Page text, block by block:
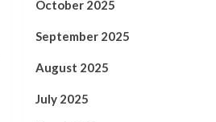
October 2025
September 2025
August 2025
July 2025